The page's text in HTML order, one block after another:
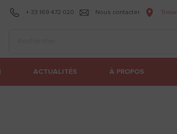
+ 33 169 472 020 Nous contacter
ACTUALITÉS À PROPOS